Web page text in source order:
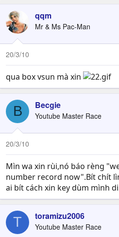
qqm
Mr & Ms Pac-Man
20/3/10
qua box vsun mà xin
B Becgie
Youtube Master Race
20/3/10
Mìn wa xin rùi,nó báo rèng
number record now".Bít chít
ai bít cách xin key dùm mình
T toramizu2006
Youtube Master Race